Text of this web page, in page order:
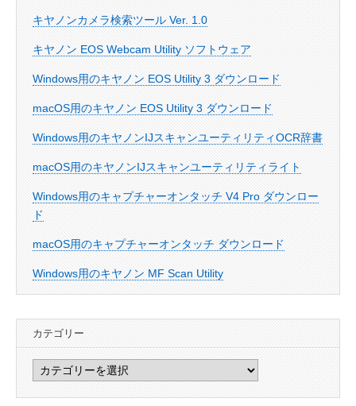
キヤノンカメラ検索ツール Ver. 1.0
キヤノン EOS Webcam Utility ソフトウェア
Windows用のキヤノン EOS Utility 3 ダウンロード
macOS用のキヤノン EOS Utility 3 ダウンロード
Windows用のキヤノンIJスキャンユーティリティOCR辞書
macOS用のキヤノンIJスキャンユーティリティライト
Windows用のキャプチャーオンタッチ V4 Pro ダウンロー
ド
macOS用のキャプチャーオンタッチ ダウンロード
Windows用のキヤノン MF Scan Utility
カテゴリー